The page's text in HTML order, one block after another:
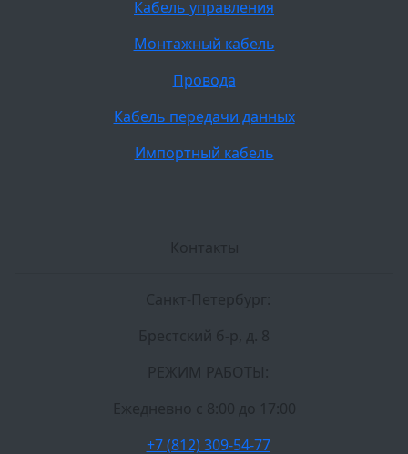
Кабель управления
Монтажный кабель
Провода
Кабель передачи данных
Импортный кабель
Контакты
Санкт-Петербург:
Брестский б-р, д. 8
РЕЖИМ РАБОТЫ:
Ежедневно c 8:00 до 17:00
+7 (812) 309-54-77